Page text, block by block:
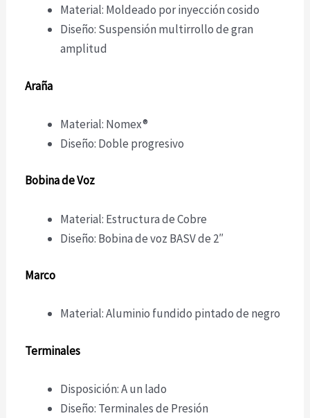
Material: Moldeado por inyección cosido
Diseño: Suspensión multirrollo de gran
amplitud
Araña
Material: Nomex®
Diseño: Doble progresivo
Bobina de Voz
Material: Estructura de Cobre
Diseño: Bobina de voz BASV de 2″
Marco
Material: Aluminio fundido pintado de negro
Terminales
Disposición: A un lado
Diseño: Terminales de Presión